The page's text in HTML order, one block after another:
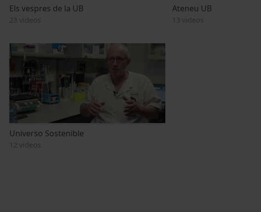
Els vespres de la UB
23 videos
Ateneu UB
13 videos
Universo Sostenible
12 videos